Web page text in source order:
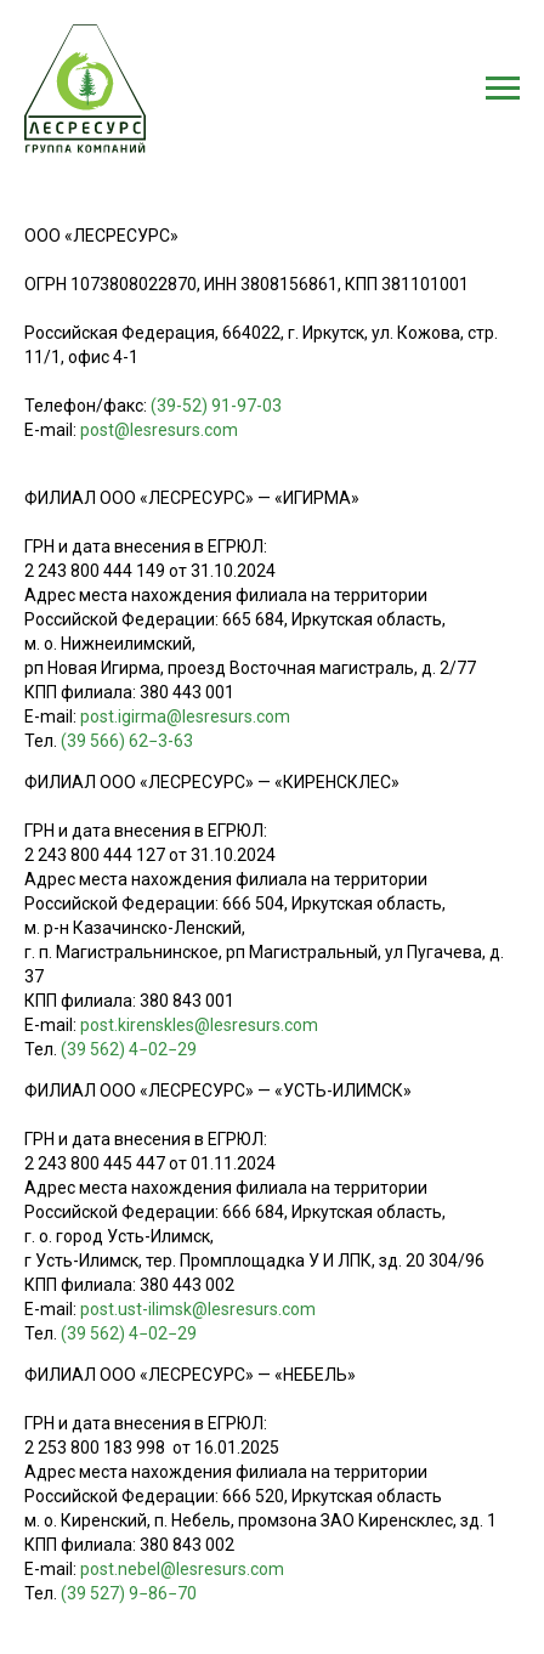
ООО «ЛЕСРЕСУРС»
ОГРН 1073808022870, ИНН 3808156861, КПП 381101001
Российская Федерация, 664022, г. Иркутск, ул. Кожова, стр.
11/1, офис 4-1
Телефон/факс: (39-52) 91-97-03
E-mail: post@lesresurs.com
ФИЛИАЛ ООО «ЛЕСРЕСУРС» — «ИГИРМА»
ГРН и дата внесения в ЕГРЮЛ:
2 243 800 444 149 от 31.10.2024
Адрес места нахождения филиала на территории
Российской Федерации: 665 684, Иркутская область,
м. о. Нижнеилимский,
рп Новая Игирма, проезд Восточная магистраль, д. 2/77
КПП филиала: 380 443 001
E-mail: post.igirma@lesresurs.com
Тел. (39 566) 62−3-63
ФИЛИАЛ ООО «ЛЕСРЕСУРС» — «КИРЕНСКЛЕС»
ГРН и дата внесения в ЕГРЮЛ:
2 243 800 444 127 от 31.10.2024
Адрес места нахождения филиала на территории
Российской Федерации: 666 504, Иркутская область,
м. р-н Казачинско-Ленский,
г. п. Магистральнинское, рп Магистральный, ул Пугачева, д.
37
КПП филиала: 380 843 001
E-mail: post.kirenskles@lesresurs.com
Тел. (39 562) 4−02−29
ФИЛИАЛ ООО «ЛЕСРЕСУРС» — «УСТЬ-ИЛИМСК»
ГРН и дата внесения в ЕГРЮЛ:
2 243 800 445 447 от 01.11.2024
Адрес места нахождения филиала на территории
Российской Федерации: 666 684, Иркутская область,
г. о. город Усть-Илимск,
г Усть-Илимск, тер. Промплощадка У И ЛПК, зд. 20 304/96
КПП филиала: 380 443 002
E-mail: post.ust-ilimsk@lesresurs.com
Тел. (39 562) 4−02−29
ФИЛИАЛ ООО «ЛЕСРЕСУРС» — «НЕБЕЛЬ»
ГРН и дата внесения в ЕГРЮЛ:
2 253 800 183 998 от 16.01.2025
Адрес места нахождения филиала на территории
Российской Федерации: 666 520, Иркутская область
м. о. Киренский, п. Небель, промзона ЗАО Киренсклес, зд. 1
КПП филиала: 380 843 002
E-mail: post.nebel@lesresurs.com
Тел. (39 527) 9−86−70